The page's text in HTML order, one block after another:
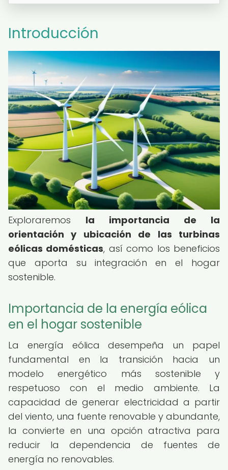
Introducción
Exploraremos la importancia de la
orientación y ubicación de las turbinas
eólicas domésticas, así como los beneficios
que aporta su integración en el hogar
sostenible.
Importancia de la energía eólica
en el hogar sostenible
La energía eólica desempeña un papel
fundamental en la transición hacia un
modelo energético más sostenible y
respetuoso con el medio ambiente. La
capacidad de generar electricidad a partir
del viento, una fuente renovable y abundante,
la convierte en una opción atractiva para
reducir la dependencia de fuentes de
energía no renovables.